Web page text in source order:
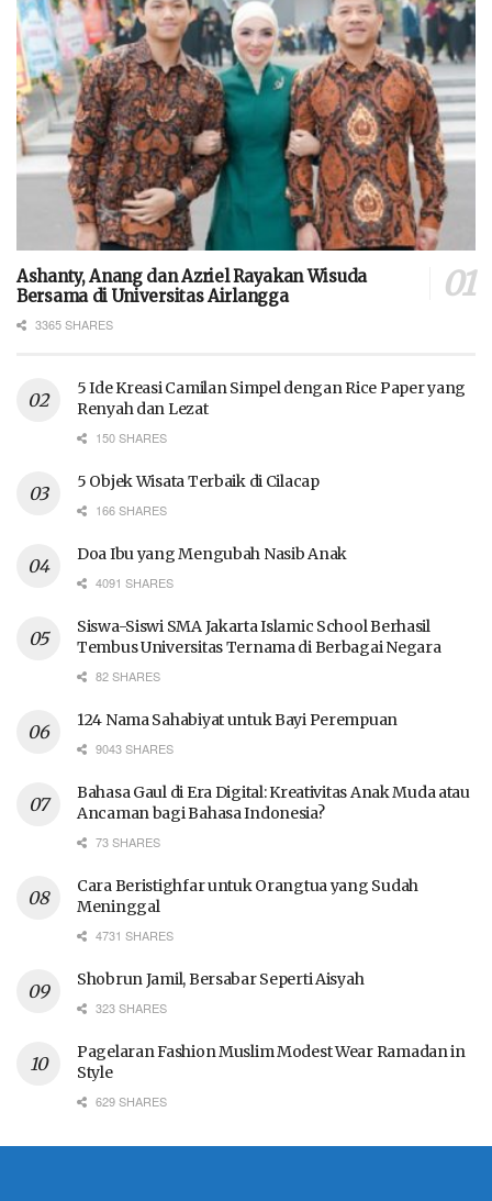
Ashanty, Anang dan Azriel Rayakan Wisuda
Bersama di Universitas Airlangga
3365 SHARES
5 Ide Kreasi Camilan Simpel dengan Rice Paper yang
Renyah dan Lezat
150 SHARES
5 Objek Wisata Terbaik di Cilacap
166 SHARES
Doa Ibu yang Mengubah Nasib Anak
4091 SHARES
Siswa-Siswi SMA Jakarta Islamic School Berhasil
Tembus Universitas Ternama di Berbagai Negara
82 SHARES
124 Nama Sahabiyat untuk Bayi Perempuan
9043 SHARES
Bahasa Gaul di Era Digital: Kreativitas Anak Muda atau
Ancaman bagi Bahasa Indonesia?
73 SHARES
Cara Beristighfar untuk Orangtua yang Sudah
Meninggal
4731 SHARES
Shobrun Jamil, Bersabar Seperti Aisyah
323 SHARES
Pagelaran Fashion Muslim Modest Wear Ramadan in
Style
629 SHARES